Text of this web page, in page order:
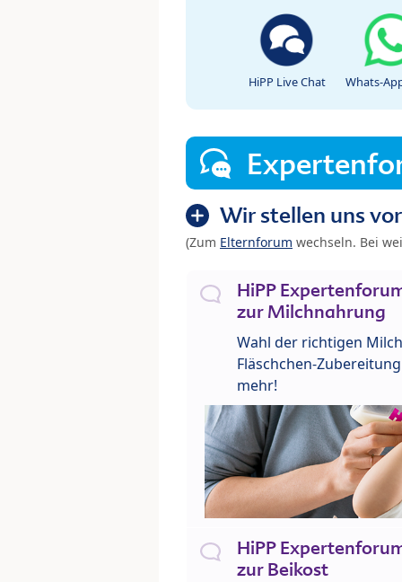
HiPP Live Chat Whats-
Wir stellen uns vor
(Zum Elternforum wechseln. Bei
HiPP
zur Milchnahrung
Wahl der richtigen
Fläschchen-
mehr!
HiPP
zur Beikost